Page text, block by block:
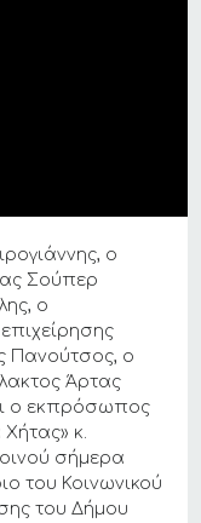
ο
Σούπερ
ο
Πανούτσος, ο
Άρτας
ο εκπρόσωπος
κ.
σήμερα
του Κοινωνικού
του Δήμου